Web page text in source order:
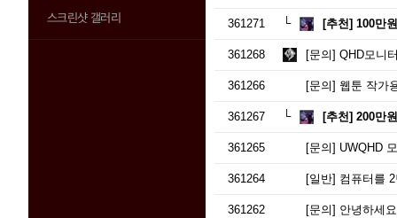
스크린샷 갤러리
361271 [추천] 100만
361268 [문의] QHD모니
361266 [문의] 웹툰 작가
361267 [추천] 200만
361265 [문의] UWQHD
361264 [일반] 컴퓨터를
361262 [문의] 안녕하세